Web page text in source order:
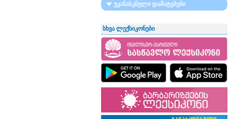
უკანასკნელი დამატებები
სხვა ლექსიკონები